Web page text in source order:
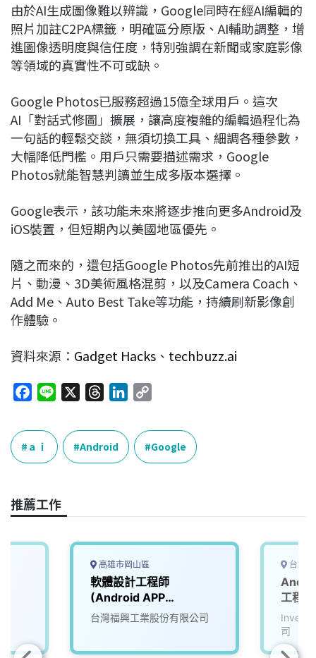
由於AI生成圖像難以辨識，Google同時在經AI編輯的
照片加註C2PA標籤，明確區分原版、AI輔助調整，增
進圖像透明度與信任度，特別強調在新聞或家庭影像
等領域的真實性不可或缺。
Google Photos已服務超過15億全球用戶。這次
AI「對話式修圖」擴展，讓高度複雜的編輯過程化為
一句話的輕鬆交談，無須切換工具、細調各種參數，
大幅降低門檻。用戶只需要描述需求，Google
Photos就能智慧判讀並生成多版本選擇。
Google表示，該功能未來將逐步推向更多Android及
iOS裝置，但短期內以美國地區優先。
隨之而來的，還包括Google Photos先前推出的AI短
片、動漫、3D美術風格混剪，以及Camera Coach、
Add Me、Auto Best Take等功能，持續刷新影像創
作體驗。
資料來源： Gadget Hacks 、 techbuzz.ai
c
e
b
o
k
e
r
e
a
k
n
p
y
L
k
ａｉ Android Google
推薦工作
高雄市岡山區
軟體設計工程師
(Android APP
Developer)
台灣福興工業股份有限公司
台北
工程
司